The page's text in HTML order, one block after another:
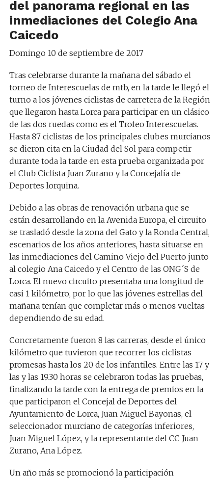
del panorama regional en las
inmediaciones del Colegio Ana
Caicedo
Domingo 10 de septiembre de 2017
Tras celebrarse durante la mañana del sábado el
torneo de Interescuelas de mtb, en la tarde le llegó el
turno a los jóvenes ciclistas de carretera de la Región
que llegaron hasta Lorca para participar en un clásico
de las dos ruedas como es el Trofeo Interescuelas.
Hasta 87 ciclistas de los principales clubes murcianos
se dieron cita en la Ciudad del Sol para competir
durante toda la tarde en esta prueba organizada por
el Club Ciclista Juan Zurano y la Concejalía de
Deportes lorquina.
Debido a las obras de renovación urbana que se
están desarrollando en la Avenida Europa, el circuito
se trasladó desde la zona del Gato y la Ronda Central,
escenarios de los años anteriores, hasta situarse en
las inmediaciones del Camino Viejo del Puerto junto
al colegio Ana Caicedo y el Centro de las ONG´S de
Lorca. El nuevo circuito presentaba una longitud de
casi 1 kilómetro, por lo que las jóvenes estrellas del
mañana tenían que completar más o menos vueltas
dependiendo de su edad.
Concretamente fueron 8 las carreras, desde el único
kilómetro que tuvieron que recorrer los ciclistas
promesas hasta los 20 de los infantiles. Entre las 17 y
las y las 19.30 horas se celebraron todas las pruebas,
finalizando la tarde con la entrega de premios en la
que participaron el Concejal de Deportes del
Ayuntamiento de Lorca, Juan Miguel Bayonas, el
seleccionador murciano de categorías inferiores,
Juan Miguel López, y la representante del CC Juan
Zurano, Ana López.
Un año más se promocionó la participación